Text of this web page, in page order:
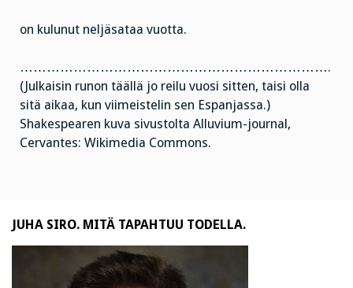
on kulunut neljäsataa vuotta.
…………………………………………………………….
(Julkaisin runon täällä jo reilu vuosi sitten, taisi olla
sitä aikaa, kun viimeistelin sen Espanjassa.)
Shakespearen kuva sivustolta Alluvium-journal,
Cervantes: Wikimedia Commons.
JUHA SIRO. MITÄ TAPAHTUU TODELLA.